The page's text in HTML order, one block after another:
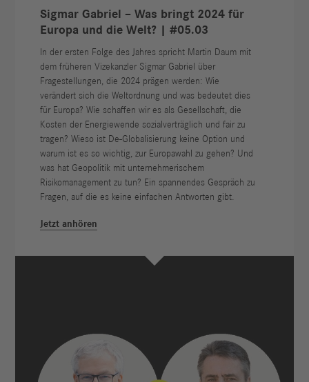
Sigmar Gabriel – Was bringt 2024 für
Europa und die Welt? | #05.03
In der ersten Folge des Jahres spricht Martin Daum mit
dem früheren Vizekanzler Sigmar Gabriel über
Fragestellungen, die 2024 prägen werden: Wie
verändert sich die Weltordnung und was bedeutet dies
für Europa? Wie schaffen wir es als Gesellschaft, die
Kosten der Energiewende sozialverträglich und fair zu
tragen? Wieso ist De-Globalisierung keine Option und
warum ist es so wichtig, zur Europawahl zu gehen? Und
was hat Geopolitik mit unternehmerischem
Risikomanagement zu tun? Ein spannendes Gespräch zu
Fragen, auf die es keine einfachen Antworten gibt.
Jetzt anhören